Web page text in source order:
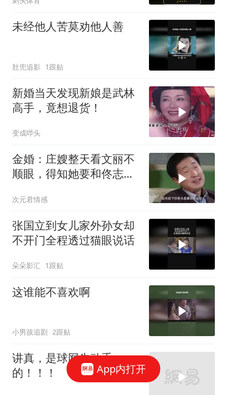
未经他人苦莫劝他人善
肚兜追影 1跟贴
新婚当天发现新娘是武林
高手，竟想退货！
变成哔头
金婚：庄嫂整天看文丽不
顺眼，得知她要和佟志离
次元君情感
张国立到女儿家外孙女却
不开门全程透过猫眼说话
朵朵影汇 1跟贴
这谁能不喜欢啊
小男孩追剧 2跟贴
讲真，是球网先动手
的！！！
App内打开